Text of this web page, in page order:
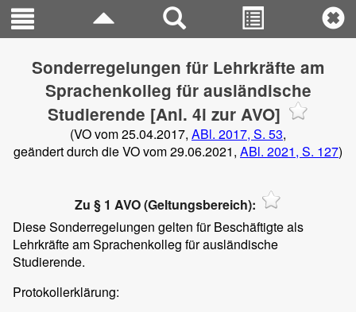
Sonderregelungen für Lehrkräfte am
Sprachenkolleg für ausländische
Studierende [Anl. 4i zur AVO]
(VO vom 25.04.2017, ABl. 2017, S. 53,
geändert durch die VO vom 29.06.2021, ABl. 2021, S. 127)
Zu § 1 AVO (Geltungsbereich):
Diese Sonderregelungen gelten für Beschäftigte als
Lehrkräfte am Sprachenkolleg für ausländische
Studierende.
Protokollerklärung: